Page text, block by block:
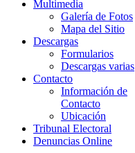
Multimedia
Galería de Fotos
Mapa del Sitio
Descargas
Formularios
Descargas varias
Contacto
Información de
Contacto
Ubicación
Tribunal Electoral
Denuncias Online